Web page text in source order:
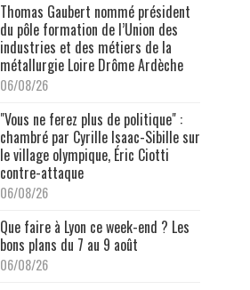
Thomas Gaubert nommé président
du pôle formation de l’Union des
industries et des métiers de la
métallurgie Loire Drôme Ardèche
06/08/26
"Vous ne ferez plus de politique" :
chambré par Cyrille Isaac-Sibille sur
le village olympique, Éric Ciotti
contre-attaque
06/08/26
Que faire à Lyon ce week-end ? Les
bons plans du 7 au 9 août
06/08/26